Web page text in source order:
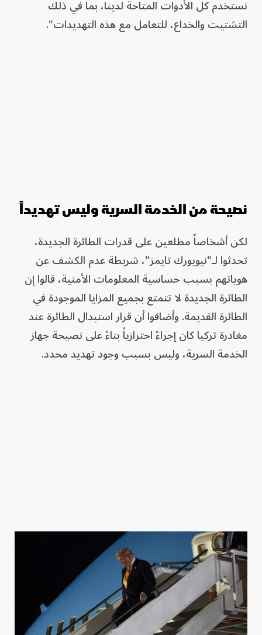
نستخدم كل الأدوات المتاحة لدينا، بما في ذلك
التشتيت والخداع، للتعامل مع هذه التهديدات".
نصيحة من الخدمة السرية وليس تهديداً
لكن أشخاصاً مطلعين على قدرات الطائرة الجديدة،
تحدثوا لـ"نيويورك تايمز"، شريطة عدم الكشف عن
هوياتهم بسبب حساسية المعلومات الأمنية، قالوا إن
الطائرة الجديدة لا تتمتع بجميع المزايا الموجودة في
الطائرة القديمة. وأضافوا أن قرار استبدال الطائرة عند
مغادرة تركيا كان إجراءً احترازياً بناءً على نصيحة جهاز
الخدمة السرية، وليس بسبب وجود تهديد محدد.